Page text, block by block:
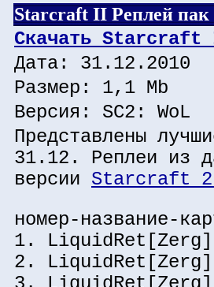
Starcraft II Реплей пак
Скачать Starcraft
Дата: 31.12.2010
Размер: 1,1 Mb
Версия: SC2: WoL
Представлены
31.12. Реплеи из
версии Starcraft
номер-название-
1.
2.